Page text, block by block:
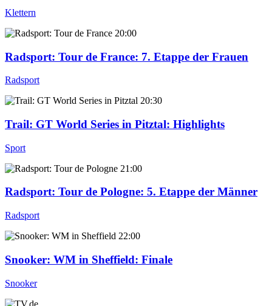
Klettern
20:00
Radsport: Tour de France: 7. Etappe der Frauen
Radsport
20:30
Trail: GT World Series in Pitztal: Highlights
Sport
21:00
Radsport: Tour de Pologne: 5. Etappe der Männer
Radsport
22:00
Snooker: WM in Sheffield: Finale
Snooker